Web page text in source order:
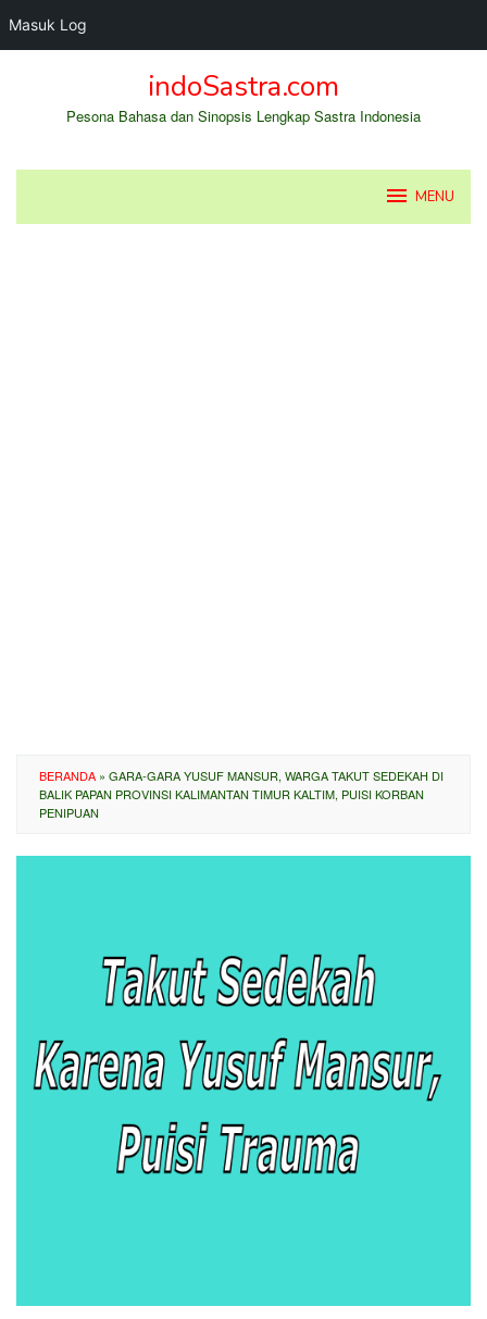
Masuk Log
indoSastra.com
Pesona Bahasa dan Sinopsis Lengkap Sastra Indonesia
MENU
BERANDA » GARA-GARA YUSUF MANSUR, WARGA TAKUT SEDEKAH DI
BALIK PAPAN PROVINSI KALIMANTAN TIMUR KALTIM, PUISI KORBAN
PENIPUAN